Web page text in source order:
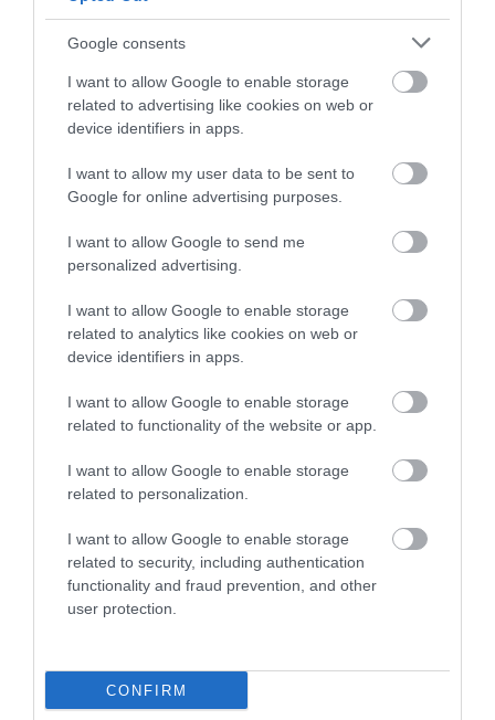
Google consents
I want to allow Google to enable storage
related to advertising like cookies on web or
device identifiers in apps.
I want to allow my user data to be sent to
Google for online advertising purposes.
I want to allow Google to send me
personalized advertising.
I want to allow Google to enable storage
related to analytics like cookies on web or
device identifiers in apps.
I want to allow Google to enable storage
related to functionality of the website or app.
I want to allow Google to enable storage
related to personalization.
I want to allow Google to enable storage
related to security, including authentication
functionality and fraud prevention, and other
user protection.
CONFIRM
ELŐZŐ CIKK
KALIFORNIAI PAPRIKA: A NÉV KÖTELEZ? VAGY MÉGSEM?
KÖVETKEZŐ CIKK
TERMÉSZET AZ ÁLLATI STRATÉGIÁKRÓL?
HASONLÓ ÉRDEKESSÉGEK